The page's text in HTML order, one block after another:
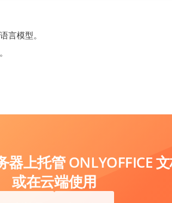
言模型。
上托管 ONLYOFFICE 文
或在云端使用